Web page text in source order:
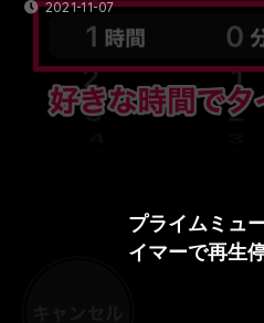
プライムミュ
イマーで再生
2021-11-07